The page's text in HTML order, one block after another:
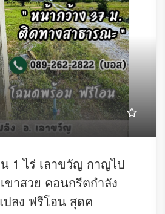
1 ไร่ เลาขวัญ กาญไป
ขาสวย คอนกรีตกำลัง
ลง ฟรีโอน สุดค